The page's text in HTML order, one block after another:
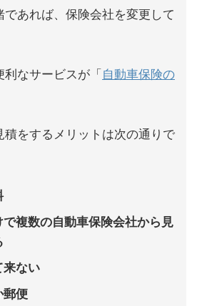
であれば、保険会社を変更して
なサービスが「 自動車保険の
積をするメリットは次の通りで
複数の自動車保険会社から見
来ない
郵便